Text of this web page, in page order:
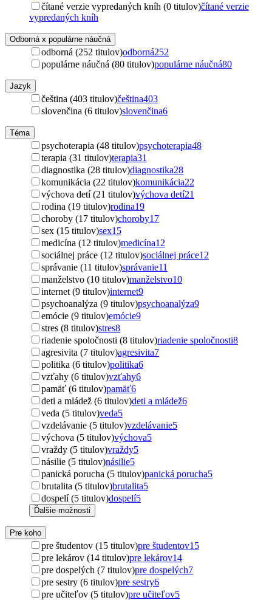
čítané verzie vypredaných kníh (0 titulov)čítané verzie
vypredaných kníh
Odborná x populárne náučná
odborná (252 titulov)odborná252
populárne náučná (80 titulov)populárne náučná80
Jazyk
čeština (403 titulov)čeština403
slovenčina (6 titulov)slovenčina6
Téma
psychoterapia (48 titulov)psychoterapia48
terapia (31 titulov)terapia31
diagnostika (28 titulov)diagnostika28
komunikácia (22 titulov)komunikácia22
výchova detí (21 titulov)výchova detí21
rodina (19 titulov)rodina19
choroby (17 titulov)choroby17
sex (15 titulov)sex15
medicína (12 titulov)medicína12
sociálnej práce (12 titulov)sociálnej práce12
správanie (11 titulov)správanie11
manželstvo (10 titulov)manželstvo10
internet (9 titulov)internet9
psychoanalýza (9 titulov)psychoanalýza9
emócie (9 titulov)emócie9
stres (8 titulov)stres8
riadenie spoločnosti (8 titulov)riadenie spoločnosti8
agresivita (7 titulov)agresivita7
politika (6 titulov)politika6
vzťahy (6 titulov)vzťahy6
pamäť (6 titulov)pamäť6
deti a mládež (6 titulov)deti a mládež6
veda (5 titulov)veda5
vzdelávanie (5 titulov)vzdelávanie5
výchova (5 titulov)výchova5
vraždy (5 titulov)vraždy5
násilie (5 titulov)násilie5
panická porucha (5 titulov)panická porucha5
brutalita (5 titulov)brutalita5
dospelí (5 titulov)dospelí5
Ďalšie možnosti
Pre koho
pre študentov (15 titulov)pre študentov15
pre lekárov (14 titulov)pre lekárov14
pre dospelých (7 titulov)pre dospelých7
pre sestry (6 titulov)pre sestry6
pre učiteľov (5 titulov)pre učiteľov5